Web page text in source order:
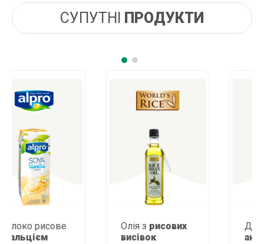
СУПУТНІ ПРОДУКТИ
Олія зрисових
висівок
Джемз